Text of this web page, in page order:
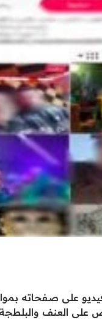
على صفحاته
على العنف والبلطجة